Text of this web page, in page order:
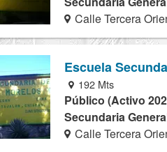
Calle Tercera
Escuela
192 Mts
Público (Activo
Secundaria
Calle Tercera